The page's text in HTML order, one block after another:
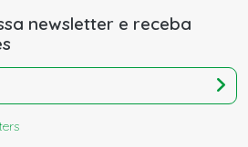
newsletter e receba